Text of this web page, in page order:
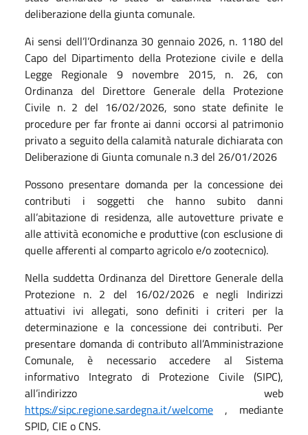
deliberazione della giunta comunale.
Ai sensi dell’l’Ordinanza 30 gennaio 2026, n. 1180 del
Capo del Dipartimento della Protezione civile e della
Legge Regionale 9 novembre 2015, n. 26, con
Ordinanza del Direttore Generale della Protezione
Civile n. 2 del 16/02/2026, sono state definite le
procedure per far fronte ai danni occorsi al patrimonio
privato a seguito della calamità naturale dichiarata con
Deliberazione di Giunta comunale n.3 del 26/01/2026
Possono presentare domanda per la concessione dei
contributi i soggetti che hanno subito danni
all’abitazione di residenza, alle autovetture private e
alle attività economiche e produttive (con esclusione di
quelle afferenti al comparto agricolo e/o zootecnico).
Nella suddetta Ordinanza del Direttore Generale della
Protezione n. 2 del 16/02/2026 e negli Indirizzi
attuativi ivi allegati, sono definiti i criteri per la
determinazione e la concessione dei contributi. Per
presentare domanda di contributo all’Amministrazione
Comunale, è necessario accedere al Sistema
informativo Integrato di Protezione Civile (SIPC),
all’indirizzo web
https://sipc.regione.sardegna.it/welcome , mediante
SPID, CIE o CNS.